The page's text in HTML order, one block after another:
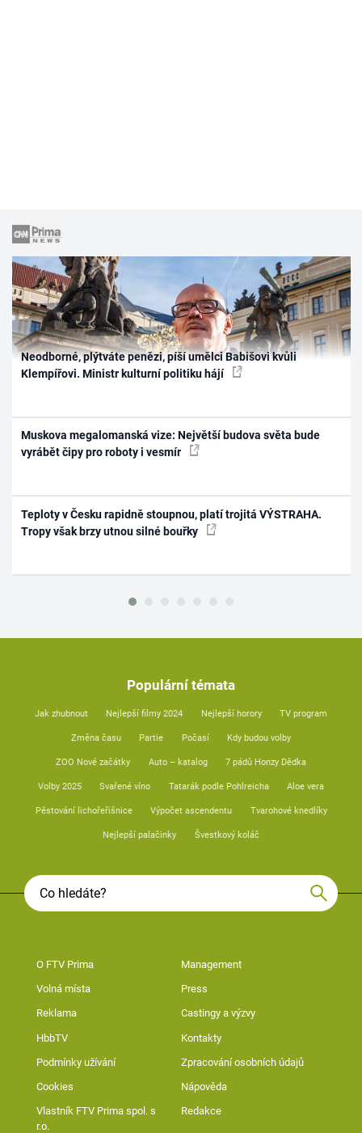
Neodborné, plýtváte penězi, píší umělci Babišovi kvůli
Klempířovi. Ministr kulturní politiku hájí
Muskova megalomanská vize: Největší budova světa bude
vyrábět čipy pro roboty i vesmír
Teploty v Česku rapidně stoupnou, platí trojitá VÝSTRAHA.
Tropy však brzy utnou silné bouřky
Populární témata
Jak zhubnout Nejlepší filmy 2024 Nejlepší horory TV program
Změna času Partie Počasí Kdy budou volby
ZOO Nové začátky Auto – katalog 7 pádů Honzy Dědka
Volby 2025 Svařené víno Tatarák podle Pohlreicha Aloe vera
Pěstování lichořeřišnice Výpočet ascendentu Tvarohové knedlíky
Nejlepší palačinky Švestkový koláč
O FTV Prima Management
Volná místa Press
Reklama Castingy a výzvy
HbbTV Kontakty
Podmínky užívání Zpracování osobních údajů
Cookies Nápověda
Vlastník FTV Prima spol. s
r.o.
Redakce